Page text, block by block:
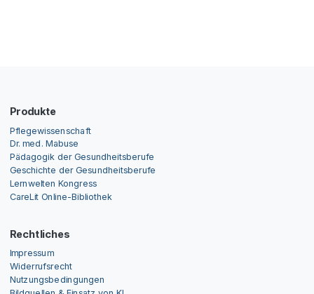
Produkte
Pflegewissenschaft
Dr. med. Mabuse
Pädagogik der Gesundheitsberufe
Geschichte der Gesundheitsberufe
Lernwelten Kongress
CareLit Online-Bibliothek
Rechtliches
Impressum
Widerrufsrecht
Nutzungsbedingungen